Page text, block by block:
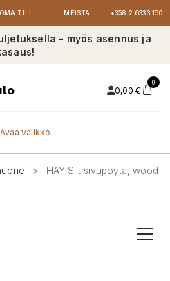
OMA TILI MEISTÄ +358 2 6333 150
- myös asennus ja
0,00 €
0
Avaa valikko
>
HAY Slit sivupöytä, wood